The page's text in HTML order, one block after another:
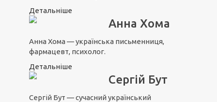
Детальніше
Анна Хома
Анна Хома — українська письменниця,
фармацевт, психолог.
Детальніше
Сергій Бут
Сергій Бут — сучасний український